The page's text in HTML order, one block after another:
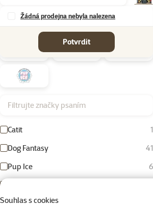
Souhlas s cookies
Žádná prodejna nebyla nalezena
Potvrdit
Filtrujte značky psaním
Catit
1
Dog Fantasy
41
Pup Ice
6